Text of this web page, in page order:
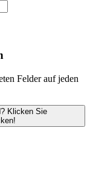
Felder auf jeden
Klicken Sie